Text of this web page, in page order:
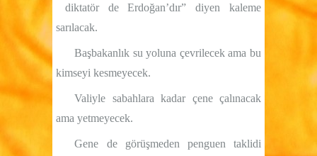
diktatör de Erdoğan’dır” diyen kaleme
sarılacak.
Başbakanlık su yoluna çevrilecek ama bu
kimseyi kesmeyecek.
Valiyle sabahlara kadar çene çalınacak
ama yetmeyecek.
Gene de görüşmeden penguen taklidi